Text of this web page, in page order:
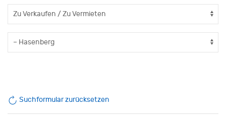
Suchformular zurücksetzen